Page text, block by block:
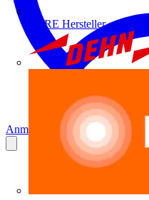
ALRE Hersteller
Anmelden Registrierung